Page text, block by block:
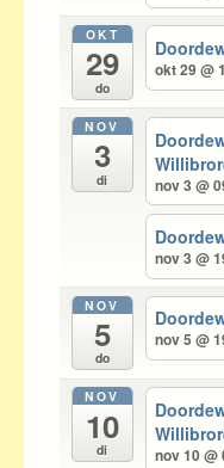
OKT
29
do
okt 29 @
NOV
3
di nov 3 @
nov 3 @
NOV
5
do
nov 5 @
NOV
10
di nov 10 @